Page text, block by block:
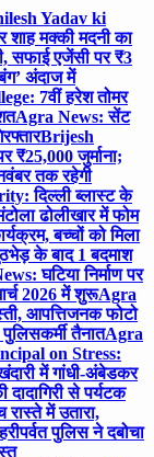
Yadav ki
मक्की मदनी का
सफाई एजेंसी पर ₹3
अंदाज में
7वीं हरेश तोमर
Agra News: सेंट
Brijesh
जुर्माना;
तक रहेगी
दिल्ली ब्लास्ट के
ढोलीखार में फोम
बच्चों को मिला
के बाद 1 बदमाश
घटिया निर्माण पर
2026 में शुरूAgra
आपत्तिजनक फोटो
तैनातAgra
on Stress:
में गांधी-अंबेडकर
से पर्यटक
में उतारा,
पुलिस ने दबोचा